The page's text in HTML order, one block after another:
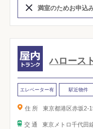
満室のためお申込
ハロース
エレベーター有 駅近物件
住 所 東京都港区赤坂2-
交 通 東京メトロ千代田